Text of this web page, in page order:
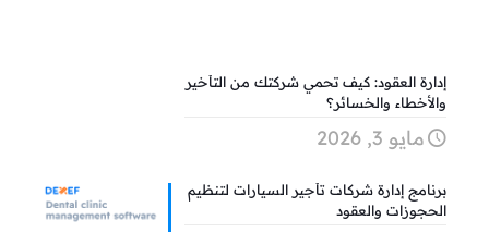
إدارة العقود: كيف تحمي شركتك من التأخير
والأخطاء والخسائر؟
مايو 3, 2026
برنامج إدارة شركات تأجير السيارات لتنظيم
الحجوزات والعقود